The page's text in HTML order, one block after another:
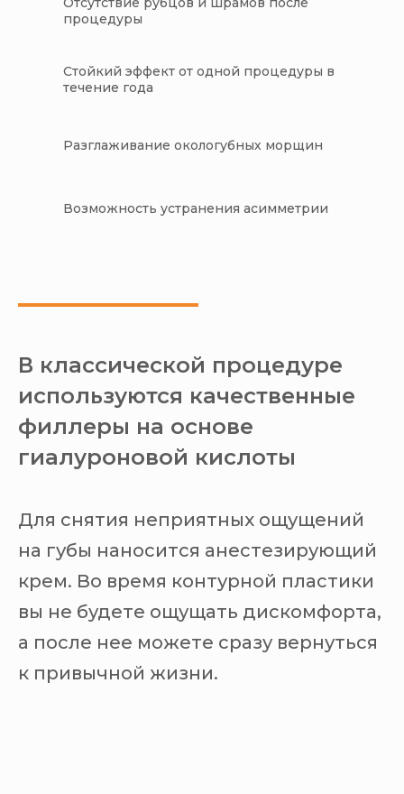
процедуры
Стойкий эффект от одной процедуры в
течение года
Разглаживание окологубных морщин
Возможность устранения асимметрии
В классической процедуре
используются качественные
филлеры на основе
гиалуроновой кислоты
Для снятия неприятных ощущений
на губы наносится анестезирующий
крем. Во время контурной пластики
вы не будете ощущать дискомфорта,
а после нее можете сразу вернуться
к привычной жизни.